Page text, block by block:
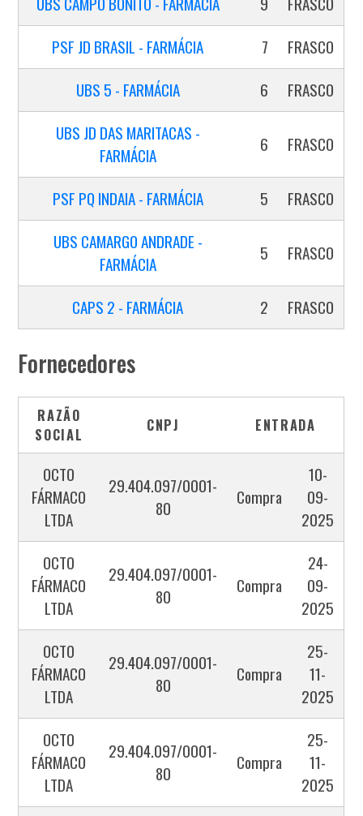
PSF JD BRASIL - FARMÁCIA
7
FRASCO
UBS 5 - FARMÁCIA
6
FRASCO
UBS JD DAS MARITACAS -
FARMÁCIA
6 FRASCO
PSF PQ INDAIA - FARMÁCIA 5
FRASCO
UBS CAMARGO ANDRADE -
FARMÁCIA
5 FRASCO
CAPS 2 - FARMÁCIA 2 FRASCO
Fornecedores
RAZÃO
SOCIAL
CNPJ ENTRADA
OCTO
FÁRMACO
LTDA
29.404.097/0001-
80
Compra
10-
09-
2025
OCTO
FÁRMACO
LTDA
29.404.097/0001-
80
Compra
24-
09-
2025
OCTO
FÁRMACO
LTDA
29.404.097/0001-
80
Compra
25-
11-
2025
OCTO
FÁRMACO
LTDA
29.404.097/0001-
80
Compra
25-
11-
2025